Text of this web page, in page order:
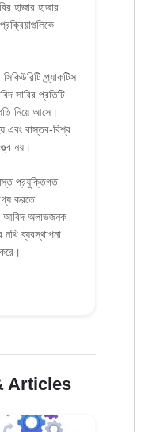
হাজার হাজার
প্র্যাকটিস
সাবির প্রতিটি
নিয়ে আসে।
এবং বাস্তব-বিশ্ব
নয়।
প্রযুক্তিগত
করতে
আবিদ অলাভজনক
নথি ব্যবস্থাপনা
Articles